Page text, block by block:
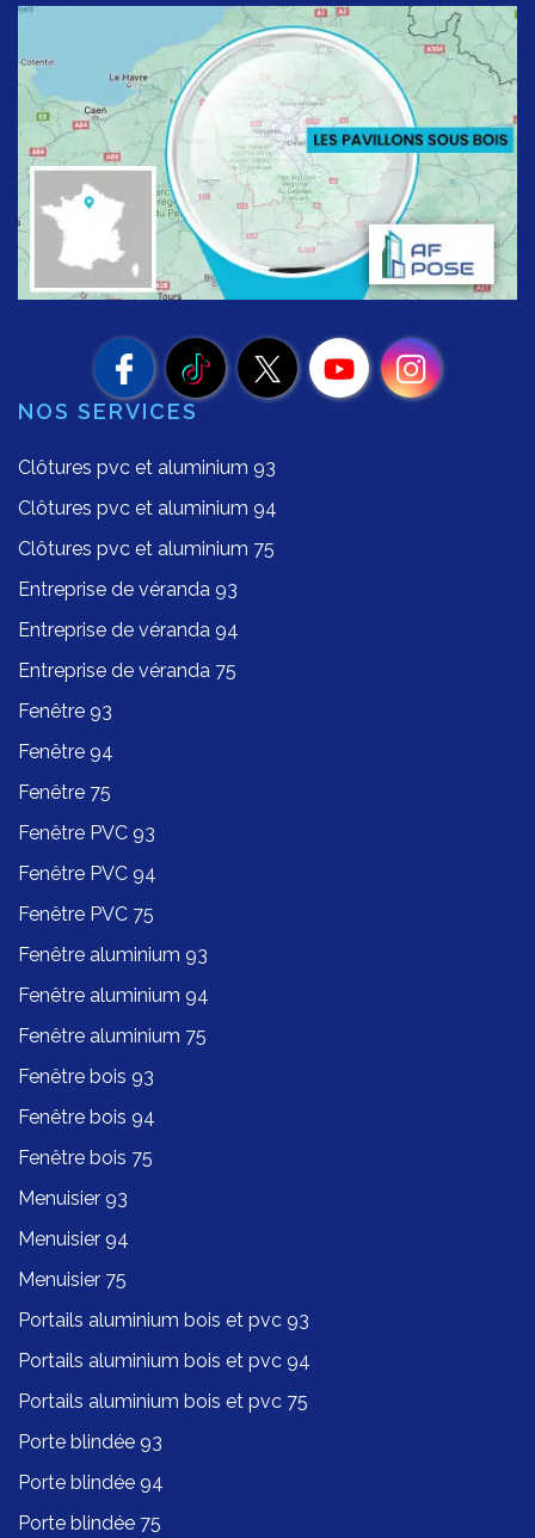
NOS SERVICES
Clôtures pvc et aluminium 93
Clôtures pvc et aluminium 94
Clôtures pvc et aluminium 75
Entreprise de véranda 93
Entreprise de véranda 94
Entreprise de véranda 75
Fenêtre 93
Fenêtre 94
Fenêtre 75
Fenêtre PVC 93
Fenêtre PVC 94
Fenêtre PVC 75
Fenêtre aluminium 93
Fenêtre aluminium 94
Fenêtre aluminium 75
Fenêtre bois 93
Fenêtre bois 94
Fenêtre bois 75
Menuisier 93
Menuisier 94
Menuisier 75
Portails aluminium bois et pvc 93
Portails aluminium bois et pvc 94
Portails aluminium bois et pvc 75
Porte blindée 93
Porte blindée 94
Porte blindée 75